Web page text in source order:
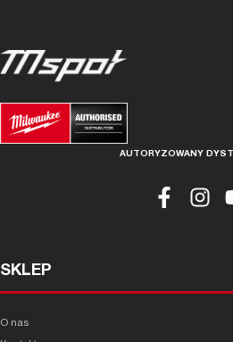
AUTORYZOWANY
SKLEP
O nas